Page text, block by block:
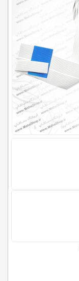
کلاب
محاشاپ